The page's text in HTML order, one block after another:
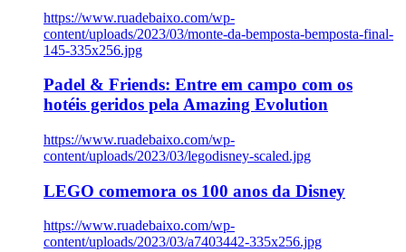
https://www.ruadebaixo.com/wp-
content/uploads/2023/03/monte-da-bemposta-bemposta-final-
145-335x256.jpg
Padel & Friends: Entre em campo com os
hotéis geridos pela Amazing Evolution
https://www.ruadebaixo.com/wp-
content/uploads/2023/03/legodisney-scaled.jpg
LEGO comemora os 100 anos da Disney
https://www.ruadebaixo.com/wp-
content/uploads/2023/03/a7403442-335x256.jpg